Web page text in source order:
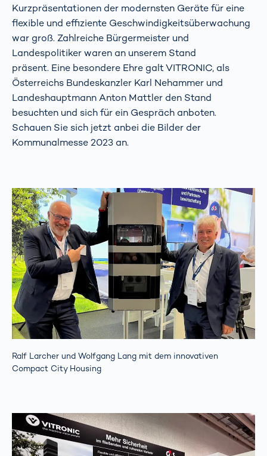
Kurzpräsentationen der modernsten Geräte für eine
flexible und effiziente Geschwindigkeitsüberwachung
war groß. Zahlreiche Bürgermeister und
Landespolitiker waren an unserem Stand
präsent. Eine besondere Ehre galt VITRONIC, als
Österreichs Bundeskanzler Karl Nehammer und
Landeshauptmann Anton Mattler den Stand
besuchten und sich für ein Gespräch anboten.
Schauen Sie sich jetzt anbei die Bilder der
Kommunalmesse 2023 an.
Ralf Larcher und Wolfgang Lang mit dem innovativen
Compact City Housing